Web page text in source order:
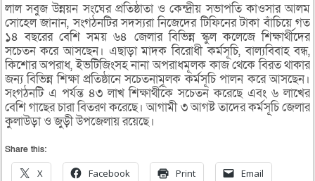
লাল সবুজ উন্নয়ন সংঘের প্রতিষ্ঠাতা ও কেন্দ্রীয় সভাপতি কাওসার আলম
সোহেল জানান, সংগঠনটির সদস্যরা নিজেদের টিফিনের টাকা বাঁচিয়ে গত
১৪ বছরের বেশি সময় ৬৪ জেলার বিভিন্ন স্কুল কলেজে শিক্ষার্থীদের
সচেতন করে আসছেন। এছাড়া মাদক বিরোধী কর্মসূচি, বাল্যবিবাহ বন্ধ,
কিশোর অপরাধ, ইভটিজিংসহ নানা অপরাধমূলক কাজ থেকে বিরত থাকার
জন্য বিভিন্ন শিক্ষা প্রতিষ্ঠানে সচেতনামূলক কর্মসূচি পালন করে আসছেন।
সংগঠনটি এ পর্যন্ত ৪৩ লাখ শিক্ষার্থীকে সচেতন করেছে এবং ৬ লাখের
বেশি গাছের চারা বিতরণ করেছে। আগামী ৩ আগষ্ট তাদের কর্মসূচি জেলার
কুলাউড়া ও জুড়ী উপজেলায় রয়েছে।
Share this:
X Facebook Print Email